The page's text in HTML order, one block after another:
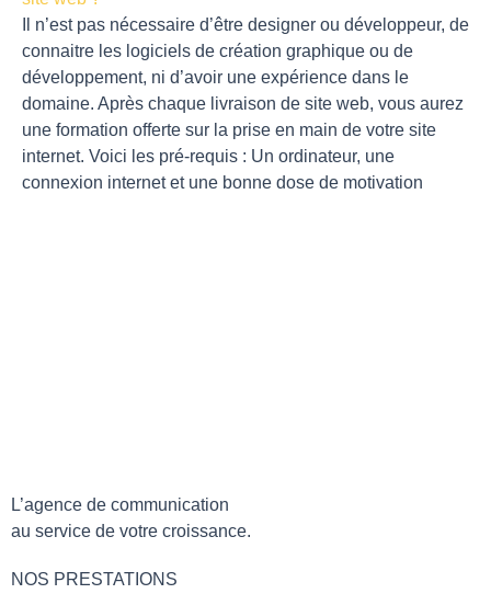
Il n’est pas nécessaire d’être designer ou développeur, de
connaitre les logiciels de création graphique ou de
développement, ni d’avoir une expérience dans le
domaine. Après chaque livraison de site web, vous aurez
une formation offerte sur la prise en main de votre site
internet. Voici les pré-requis : Un ordinateur, une
connexion internet et une bonne dose de motivation
L’agence de communication
au service de votre croissance.
NOS PRESTATIONS